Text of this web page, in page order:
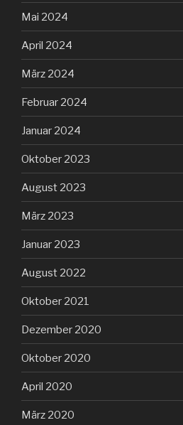
Mai 2024
April 2024
März 2024
Februar 2024
Januar 2024
Oktober 2023
August 2023
März 2023
Januar 2023
August 2022
Oktober 2021
Dezember 2020
Oktober 2020
April 2020
März 2020